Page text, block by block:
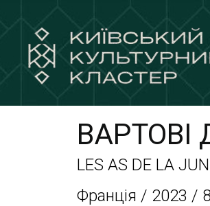
ВАРТОВІ
LES AS DE LA
Франція / 2023 /